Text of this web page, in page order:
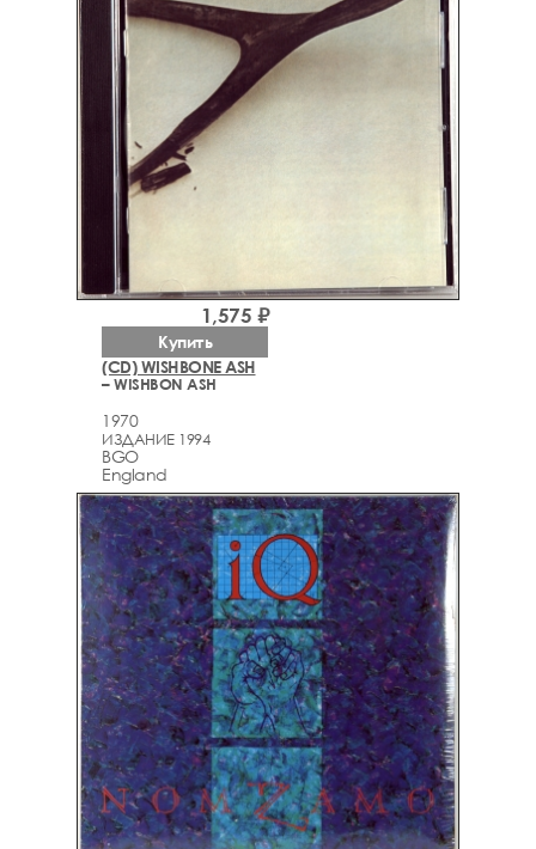
(CD) WISHBONE ASH
– WISHBON ASH
1970
ИЗДАНИЕ 1994
BGO
England
1,575 ₽
Купить